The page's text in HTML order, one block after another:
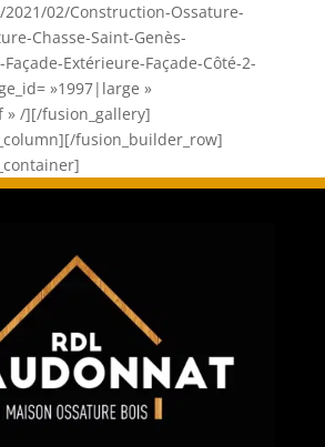
02/Construction-Ossature-
Chasse-Saint-Genès-
Extérieure-Façade-Côté-2-
»1997|large »
» /][/fusion_gallery]
fusion_builder_row]